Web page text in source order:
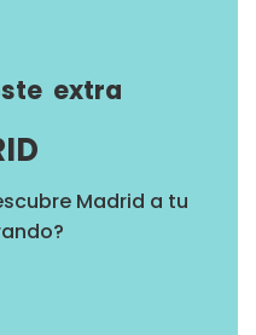
extra
Madrid a tu